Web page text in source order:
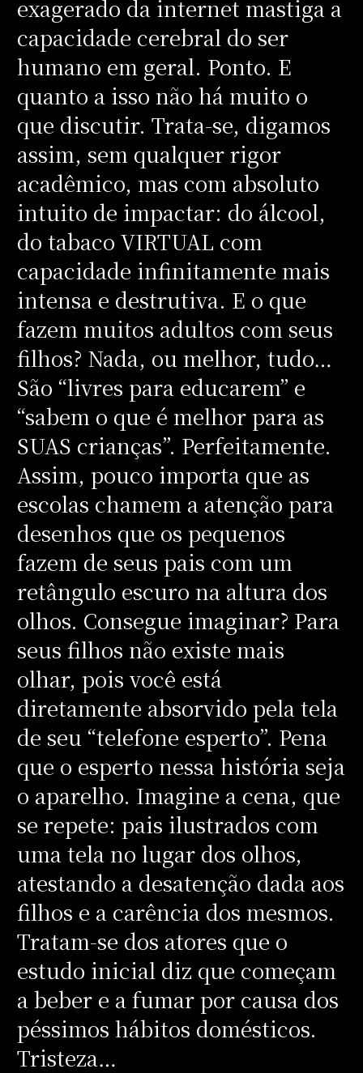
exagerado da internet mastiga a
capacidade cerebral do ser
humano em geral. Ponto. E
quanto a isso não há muito o
que discutir. Trata-se, digamos
assim, sem qualquer rigor
acadêmico, mas com absoluto
intuito de impactar: do álcool,
do tabaco VIRTUAL com
capacidade infinitamente mais
intensa e destrutiva. E o que
fazem muitos adultos com seus
filhos? Nada, ou melhor, tudo…
São “livres para educarem” e
“sabem o que é melhor para as
SUAS crianças”. Perfeitamente.
Assim, pouco importa que as
escolas chamem a atenção para
desenhos que os pequenos
fazem de seus pais com um
retângulo escuro na altura dos
olhos. Consegue imaginar? Para
seus filhos não existe mais
olhar, pois você está
diretamente absorvido pela tela
de seu “telefone esperto”. Pena
que o esperto nessa história seja
o aparelho. Imagine a cena, que
se repete: pais ilustrados com
uma tela no lugar dos olhos,
atestando a desatenção dada aos
filhos e a carência dos mesmos.
Tratam-se dos atores que o
estudo inicial diz que começam
a beber e a fumar por causa dos
péssimos hábitos domésticos.
Tristeza…